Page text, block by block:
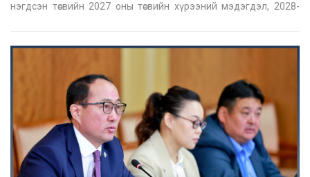
нэгдсэн төсвийн 2027 оны төсвийн хүрээний мэдэгдэл, 2028-
хэлэлцүүлгийг х